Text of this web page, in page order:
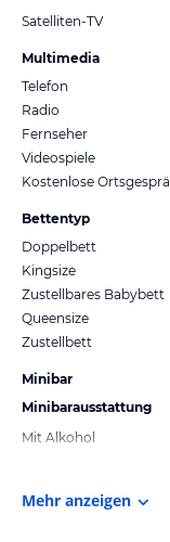
Satelliten-TV
Multimedia
Telefon
Radio
Fernseher
Videospiele
Kostenlose
Bettentyp
Doppelbett
Kingsize
Zustellbares Babybett
Queensize
Zustellbett
Minibar
Minibarausstattung
Mit Alkohol
Mehr anzeigen